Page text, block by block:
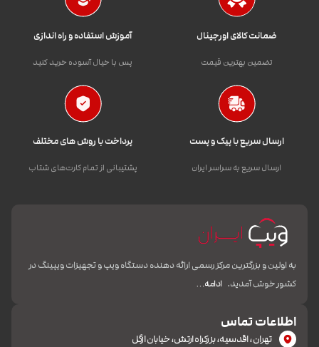
ضمانت کالای اورجینال
تضمین بهترین قیمت
آموزش استفاده و راه اندازی
پس با خیال آسوده خرید کنید
ارسال سریع با پیک و پست
ارسال سریع به سراسر ایران
پرداخت با روش های مختلف
پشتیبانی از تمام کارت‌های شتاب
به اولین و بزرگترین مرکز رسمی ارائه دهنده دستگاه ویپ و تجهیزات ویپینگ در
کشور خوش آمدید. ادامه…
اطلاعات تماس
تهران، اقدسیه، بزرکراه ارتش، خیابان ازگل